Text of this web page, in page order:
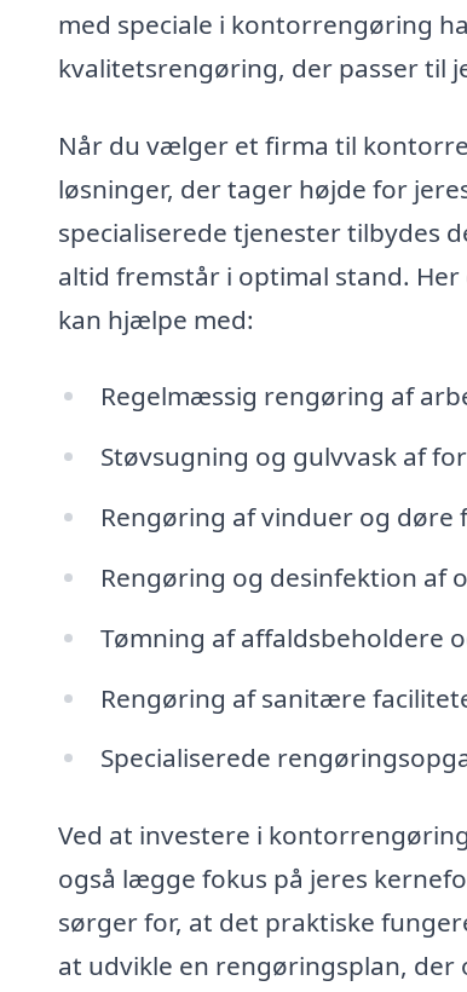
med speciale i kontorrengøring
kvalitetsrengøring, der passer til
Når du vælger et firma til
løsninger, der tager højde for
specialiserede tjenester tilbydes
altid fremstår i optimal stand.
kan hjælpe med:
Regelmæssig rengøring af
Støvsugning og gulvvask af
Rengøring af vinduer og
Rengøring og desinfektion af
Tømning af affaldsbeholdere
Rengøring af sanitære
Specialiserede
Ved at investere i
også lægge fokus på jeres
sørger for, at det praktiske
at udvikle en rengøringsplan,